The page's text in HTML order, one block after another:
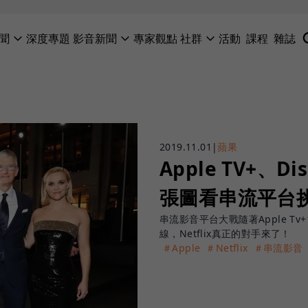
深度專題 影音新聞 專家觀點社群 活動 課程 雜誌
2019.11.01 |蘋果
Apple TV+、
張圖看串流平台
串流影音平台大戰隨著Apple
線，Netflix真正的對手來了！
＃Apple
＃Netflix ＃串流影音